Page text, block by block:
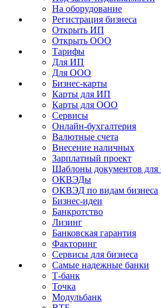
На оборудование
Регистрация бизнеса
Открыть ИП
Открыть ООО
Тарифы
Для ИП
Для ООО
Бизнес-карты
Карты для ИП
Карты для ООО
Сервисы
Онлайн-бухгалтерия
Валютные счета
Внесение наличных
Зарплатный проект
Шаблоны документов для
ОКВЭДы
ОКВЭД по видам бизнеса
Бизнес-идеи
Банкротство
Лизинг
Банковская гарантия
Факторинг
Сервисы для бизнеса
Самые надежные банки
Т-банк
Точка
Модульбанк